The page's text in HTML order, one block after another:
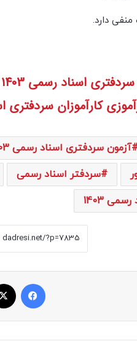
دارد.
اسناد رسمی 1403
کارآموزان سردفتری
آزمون سردفتری اسناد رسمی 1403
سردفتر اسناد رسمی
1403